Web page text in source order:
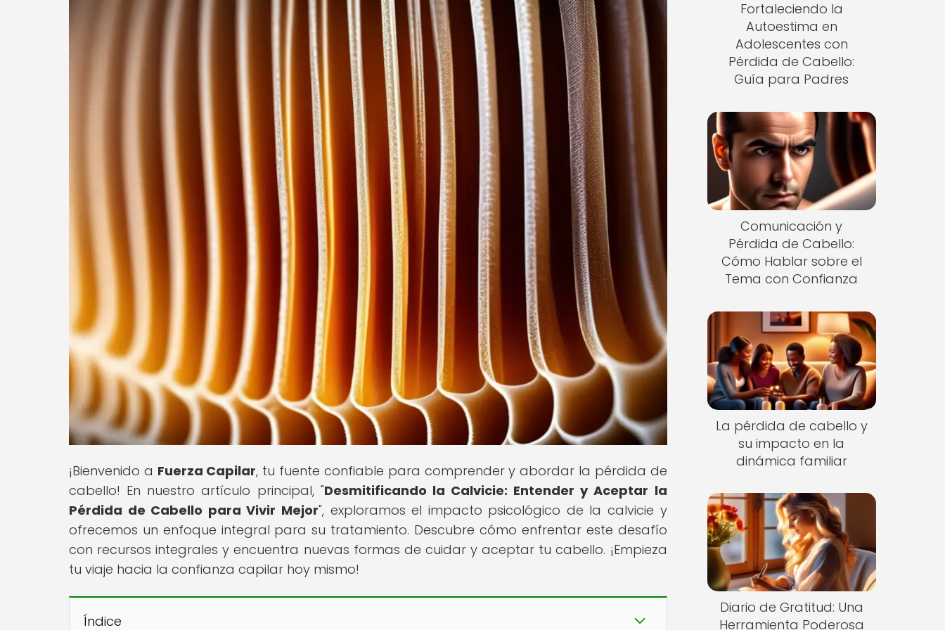
¡Bienvenido a Fuerza Capilar, tu fuente confiable para comprender y abordar la pérdida de
cabello! En nuestro artículo principal, "Desmitificando la Calvicie: Entender y Aceptar la
Pérdida de Cabello para Vivir Mejor", exploramos el impacto psicológico de la calvicie y
ofrecemos un enfoque integral para su tratamiento. Descubre cómo enfrentar este desafío
con recursos integrales y encuentra nuevas formas de cuidar y aceptar tu cabello. ¡Empieza
tu viaje hacia la confianza capilar hoy mismo!
Índice
Fortaleciendo la
Autoestima en
Adolescentes con
Pérdida de Cabello:
Guía para Padres
Comunicación y
Pérdida de Cabello:
Cómo Hablar sobre el
Tema con Confianza
La pérdida de cabello y
su impacto en la
dinámica familiar
Diario de Gratitud: Una
Herramienta Poderosa